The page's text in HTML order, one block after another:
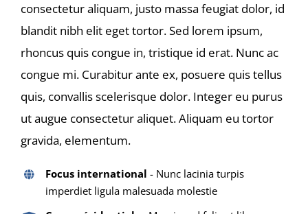
consectetur aliquam, justo massa feugiat dolor, id
blandit nibh elit eget tortor. Sed lorem ipsum,
rhoncus quis congue in, tristique id erat. Nunc ac
congue mi. Curabitur ante ex, posuere quis tellus
quis, convallis scelerisque dolor. Integer eu purus
ut augue consectetur aliquet. Aliquam eu tortor
gravida, elementum.
Focus international - Nunc lacinia turpis
imperdiet ligula malesuada molestie